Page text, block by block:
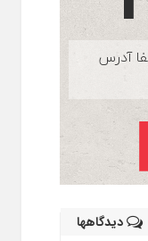
دیدگاهها